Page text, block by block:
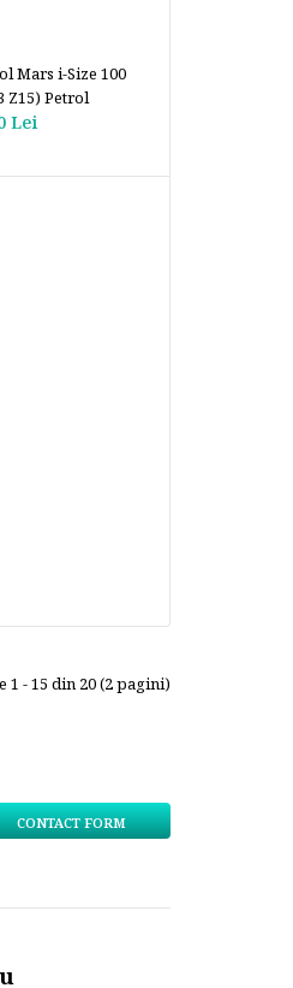
Mars i-Size 100
Z15) Petrol
Lei
1 - 15 din 20 (2 pagini)
CONTACT FORM